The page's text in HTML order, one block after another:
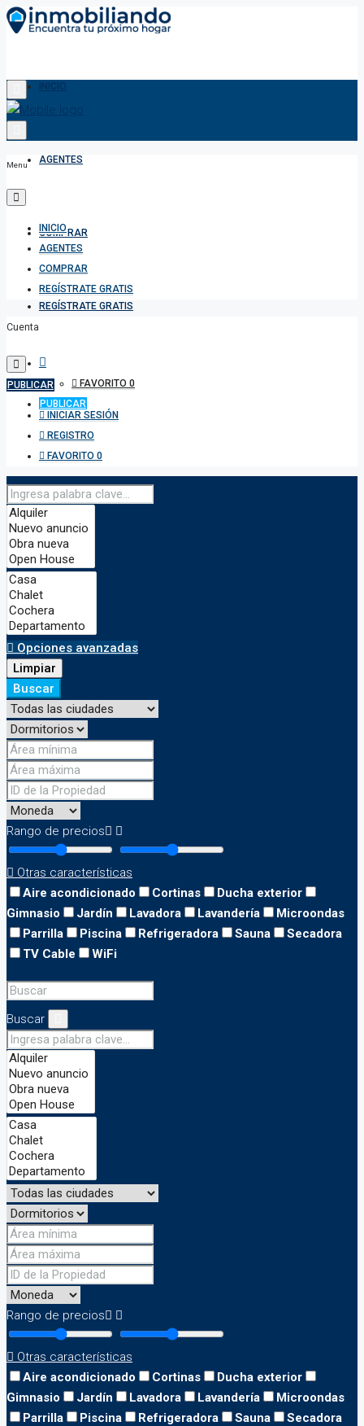
INICIO
AGENTES
COMPRAR
REGÍSTRATE GRATIS
FAVORITO 0
PUBLICAR
Menu
INICIO
AGENTES
COMPRAR
REGÍSTRATE GRATIS
Cuenta
PUBLICAR
INICIAR SESIÓN
REGISTRO
FAVORITO 0
Opciones avanzadas
Limpiar
Buscar
Rango de precios
Otras características
Aire acondicionado
Cortinas
Ducha exterior
Gimnasio
Jardín Lavadora Lavandería
Microondas
Parrilla
Piscina Refrigeradora Sauna
Secadora
TV Cable
WiFi
Buscar
Rango de precios
Otras características
Aire acondicionado
Cortinas
Ducha exterior
Gimnasio
Jardín Lavadora Lavandería
Microondas
Parrilla
Piscina Refrigeradora Sauna
Secadora